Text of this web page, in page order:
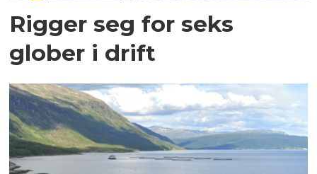
Rigger seg for seks
glober i drift